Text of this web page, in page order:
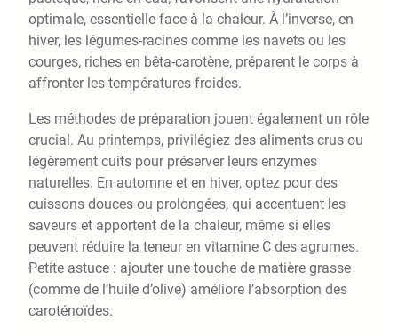
optimale, essentielle face à la chaleur. À l’inverse, en
hiver, les légumes-racines comme les navets ou les
courges, riches en bêta-carotène, préparent le corps à
affronter les températures froides.
Les méthodes de préparation jouent également un rôle
crucial. Au printemps, privilégiez des aliments crus ou
légèrement cuits pour préserver leurs enzymes
naturelles. En automne et en hiver, optez pour des
cuissons douces ou prolongées, qui accentuent les
saveurs et apportent de la chaleur, même si elles
peuvent réduire la teneur en vitamine C des agrumes.
Petite astuce : ajouter une touche de matière grasse
(comme de l’huile d’olive) améliore l’absorption des
caroténoïdes.